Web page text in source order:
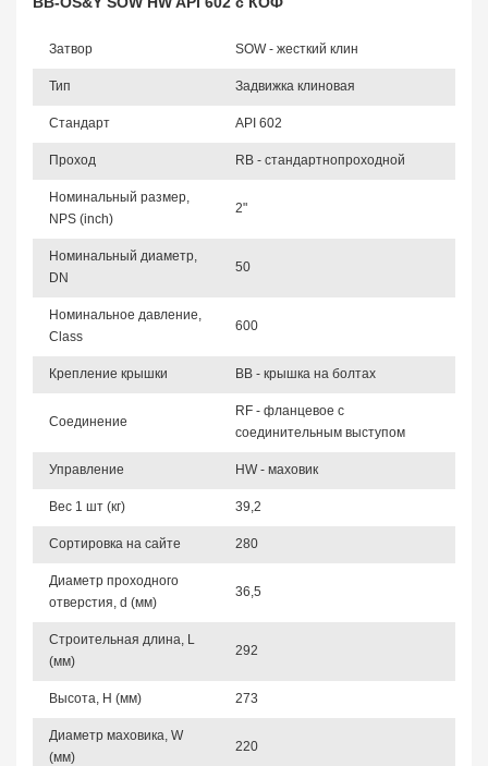
Затвор SOW - жесткий клин
Тип Задвижка клиновая
Стандарт API 602
Проход RB - стандартнопроходной
Номинальный размер,
NPS (inch)
2"
Номинальный диаметр,
DN
50
Номинальное давление,
Class
600
Крепление крышки BB - крышка на болтах
Соединение
RF - фланцевое с
соединительным выступом
Управление HW - маховик
Вес 1 шт (кг) 39,2
Сортировка на сайте 280
Диаметр проходного
отверстия, d (мм)
36,5
Строительная длина, L
(мм)
292
Высота, Н (мм) 273
Диаметр маховика, W
(мм)
220